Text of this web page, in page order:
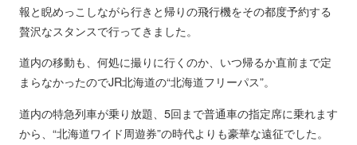
報と睨めっこしながら行きと帰りの飛行機をその都度予約する
贅沢なスタンスで行ってきました。
道内の移動も、何処に撮りに行くのか、いつ帰るか直前まで定
まらなかったのでJR北海道の“北海道フリーパス”。
道内の特急列車が乗り放題、5回まで普通車の指定席に乗れます
から、“北海道ワイド周遊券”の時代よりも豪華な遠征でした。